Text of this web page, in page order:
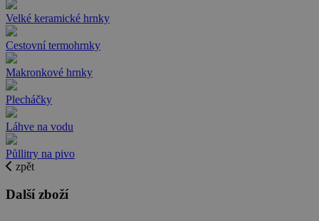
Velké keramické hrnky
Cestovní termohrnky
Makronkové hrnky
Plecháčky
Láhve na vodu
Půllitry na pivo
zpět
Další zboží